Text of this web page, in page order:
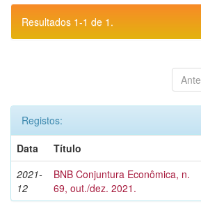
Resultados 1-1 de 1.
Registos:
Data
Título
2021-
12
BNB Conjuntura Econômica, n.
69, out./dez. 2021.